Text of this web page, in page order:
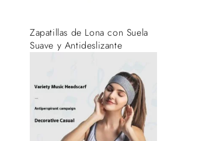
Zapatillas de Lona con Suela
Suave y Antideslizante